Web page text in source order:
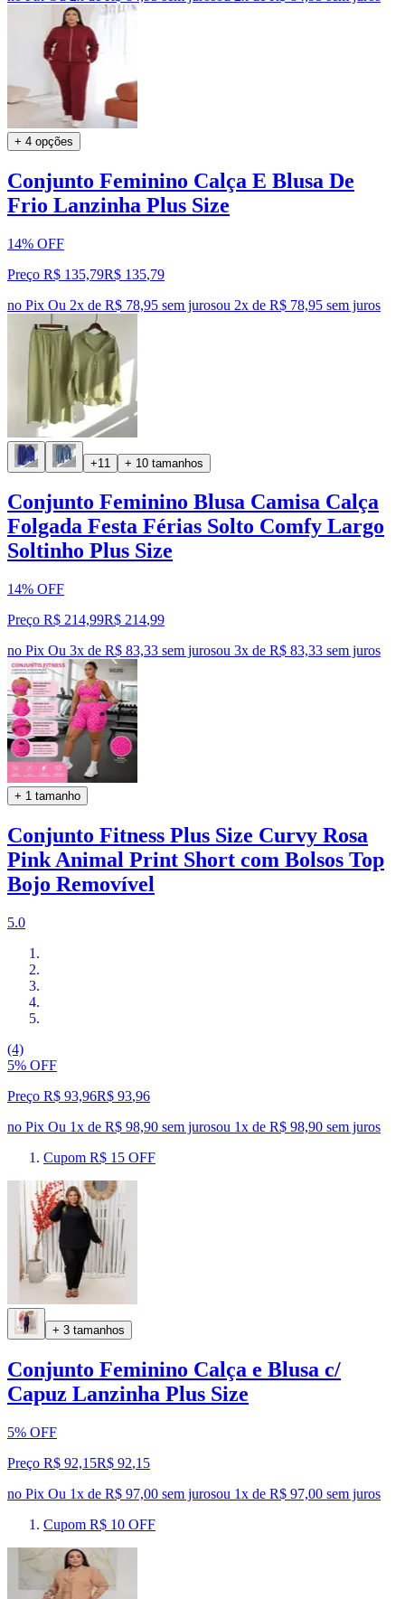
+ 4 opções
Conjunto Feminino Calça E Blusa De
Frio Lanzinha Plus Size
14% OFF
Preço R$ 135,79R$ 135,79
no Pix Ou 2x de R$ 78,95 sem jurosou 2x de R$ 78,95 sem juros
+11 + 10 tamanhos
Conjunto Feminino Blusa Camisa Calça
Folgada Festa Férias Solto Comfy Largo
Soltinho Plus Size
14% OFF
Preço R$ 214,99R$ 214,99
no Pix Ou 3x de R$ 83,33 sem jurosou 3x de R$ 83,33 sem juros
+ 1 tamanho
Conjunto Fitness Plus Size Curvy Rosa
Pink Animal Print Short com Bolsos Top
Bojo Removível
5.0
(4)
5% OFF
Preço R$ 93,96R$ 93,96
no Pix Ou 1x de R$ 98,90 sem jurosou 1x de R$ 98,90 sem juros
Cupom R$ 15 OFF
+ 3 tamanhos
Conjunto Feminino Calça e Blusa c/
Capuz Lanzinha Plus Size
5% OFF
Preço R$ 92,15R$ 92,15
no Pix Ou 1x de R$ 97,00 sem jurosou 1x de R$ 97,00 sem juros
Cupom R$ 10 OFF